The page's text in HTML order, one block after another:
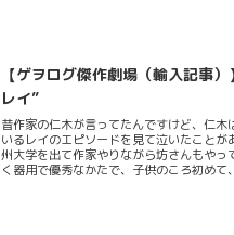
てないっていう。あとその右隣にある名
実用的マーケティングリサーチと分析」
買え。学校にいたときに使った微分方程
作。あと京アニ系の本が左に並ぶ。「な
「ジョジョの奇妙な冒険」とか「封神演義
る文庫版9巻もある。もちろん「あしたの
ヌメです（特にジョーはマジで神です）。
にこの二段がある。漫画コーナー（上段）
【ゲヲログ傑作劇場（輸入記事
レイ”
昔作家の仁木が言ってたんですけど、仁木
いるレイのエピソードを見て泣いたこと
州大学を出て作家やりながら坊さんもや
く器用で優秀なかたで、子供のころ初め
泣したそうです。ただし、仁木の評論は
せん。仁木が人生の段階を踏んでステー